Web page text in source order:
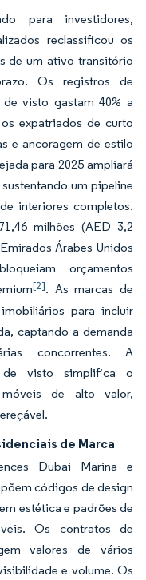
para investidores,
reclassificou os
de um ativo transitório
Os registros de
visto gastam 40% a
expatriados de curto
e ancoragem de estilo
para 2025 ampliará
um pipeline
interiores completos.
milhões (AED 3,2
Árabes Unidos
orçamentos
[2]. As marcas de
para incluir
captando a demanda
concorrentes. A
de visto simplifica o
de alto valor,
de Marca
Dubai Marina e
códigos de design
estética e padrões de
Os contratos de
valores de vários
e volume. Os